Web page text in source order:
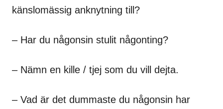
känslomässig anknytning till?
– Har du någonsin stulit någonting?
– Nämn en kille / tjej som du vill dejta.
– Vad är det dummaste du någonsin har